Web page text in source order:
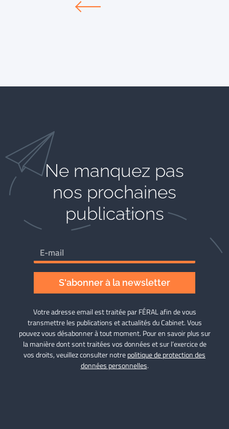
Ne manquez pas
nos prochaines
publications
S'abonner à la newsletter
Votre adresse email est traitée par FÉRAL afin de vous
transmettre les publications et actualités du Cabinet. Vous
pouvez vous désabonner à tout moment. Pour en savoir plus sur
la manière dont sont traitées vos données et sur l’exercice de
vos droits, veuillez consulter notrepolitique de protection des
données personnelles.